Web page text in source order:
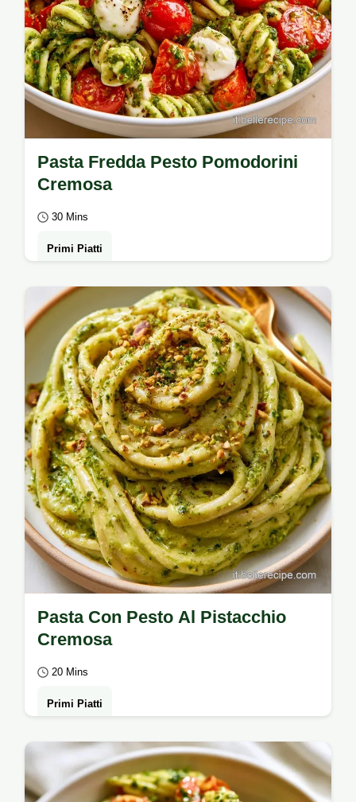
Pasta Fredda Pesto Pomodorini
Cremosa
30 Mins
Primi Piatti
Vuoi una Pasta fredda pesto pomodorini
non collosa? La soluzione è l'emulsione di
acqua e olio; vedi i dettagli nella sezione
a…
Pasta Con Pesto Al Pistacchio
Cremosa
20 Mins
Primi Piatti
Saporita e densa, la Pasta Con Pesto Al
Pistacchio delizia il palato. Leggi perché
questa crema funziona senza panna.